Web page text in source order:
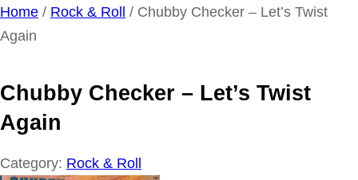
Ga
naar
inhoud
Home / Rock & Roll
/ Chubby Checker – Let’s Twist
Again
Chubby Checker – Let’s Twist
Again
Category: Rock & Roll